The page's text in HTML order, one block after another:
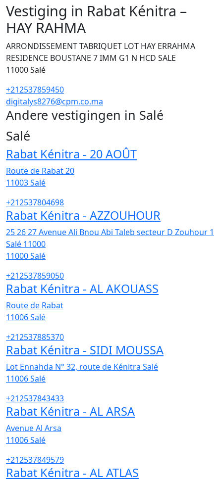
Vestiging in Rabat Kénitra –
HAY RAHMA
ARRONDISSEMENT TABRIQUET LOT HAY ERRAHMA
RESIDENCE BOUSTANE 7 IMM G1 N HCD SALE
11000Salé
+212537859450
digitalys8276@cpm.co.ma
Andere vestigingen in Salé
Salé
Rabat Kénitra - 20 AOÛT
Route de Rabat 20
11003Salé
+212537804698
Rabat Kénitra - AZZOUHOUR
25 26 27 Avenue Ali Bnou Abi Taleb secteur D Zouhour 1
Salé 11000
11000Salé
+212537859050
Rabat Kénitra - AL AKOUASS
Route de Rabat
11006Salé
+212537885370
Rabat Kénitra - SIDI MOUSSA
Lot Ennahda N° 32, route de Kénitra Salé
11006Salé
+212537843433
Rabat Kénitra - AL ARSA
Avenue Al Arsa
11006Salé
+212537849579
Rabat Kénitra - AL ATLAS